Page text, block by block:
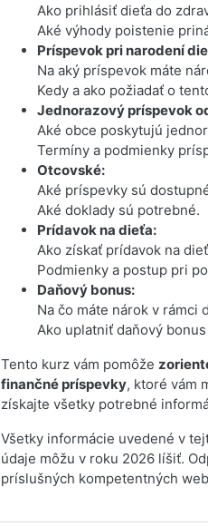
Ako prihlásiť dieťa do
Aké výhody poistenie
Príspevok pri narodení
Na aký príspevok máte
Kedy a ako požiadať o
Jednorazový príspevok
Aké obce poskytujú
Termíny a podmienky
Otcovské:
Aké príspevky sú
Aké doklady sú potrebné.
Prídavok na dieťa:
Ako získať prídavok na
Podmienky a postup pri
Daňový bonus:
Na čo máte nárok v rámci
Ako uplatniť daňový
Tento kurz vám pomôže
finančné príspevky, ktoré vám
získajte všetky potrebné
Všetky informácie uvedené v
údaje môžu v roku 2026 líšiť.
príslušných kompetentných